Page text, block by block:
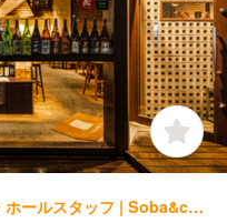
和食, 居酒屋 | レストランサービス・ホールスタッフ | Soba&co Soba&Co. 神谷町店